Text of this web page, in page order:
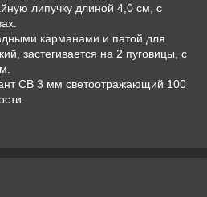
липучку длиной 4,0 см, с
карманами и патой для
застегивается на 2 пуговицы, с
СВ 3 мм светоотражающий 100